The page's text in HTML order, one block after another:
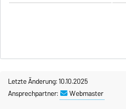
Letzte Änderung: 10.10.2025
Ansprechpartner:
Webmaster